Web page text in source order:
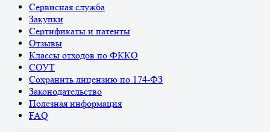
Сервисная служба
Закупки
Сертификаты и патенты
Отзывы
Классы отходов по ФККО
СОУТ
Сохранить лицензию по 174-ФЗ
Законодательство
Полезная информация
FAQ